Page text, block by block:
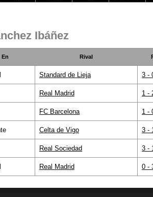
Ibáñez
En Rival
Standard de Lieja 3 -
Real Madrid 1 -
FC Barcelona 1 -
Celta de Vigo 3 -
Real Sociedad 3 -
Real Madrid 0 -